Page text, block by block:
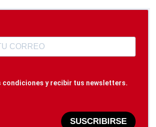
condiciones y recibir tus newsletters.
SUSCRIBIRSE